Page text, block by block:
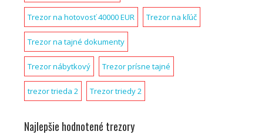
Trezor na hotovosť 40000 EUR Trezor na kľúč
Trezor na tajné dokumenty
Trezor nábytkový Trezor prísne tajné
trezor trieda 2 Trezor triedy 2
Najlepšie hodnotené trezory